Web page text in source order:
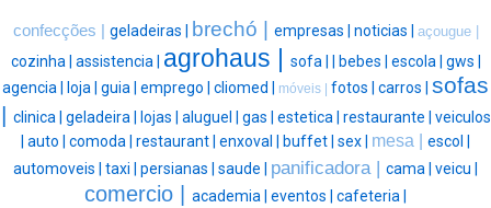
confecções | geladeiras | brechó | empresas | noticias | açougue |
cozinha | assistencia | agrohaus | sofa | bebes | escola | gws |
agencia |
loja | guia | emprego | cliomed | móveis | fotos | carros | sofas
| clinica | geladeira | lojas | aluguel | gas | estetica | restaurante | veiculos
auto | comoda | restaurant | enxoval | buffet | sex | mesa | escol |
automoveis | taxi | persianas | saude | panificadora | cama | veicu |
comercio | academia | eventos | cafeteria |